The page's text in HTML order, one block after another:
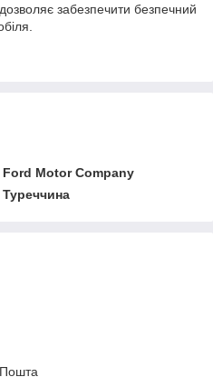
забезпечити безпечний
Ford Motor Company
Туреччина